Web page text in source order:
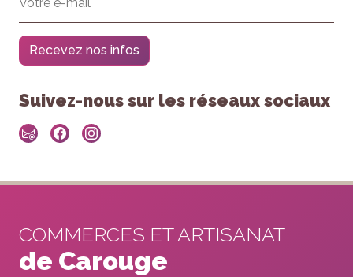
Recevez nos infos
Suivez-nous sur les réseaux sociaux
COMMERCES ET ARTISANAT
de Carouge